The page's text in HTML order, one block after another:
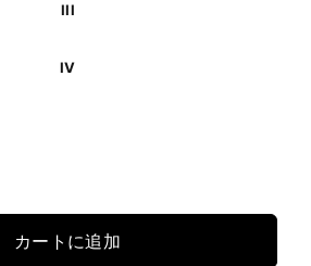
III
IV
カートに追加